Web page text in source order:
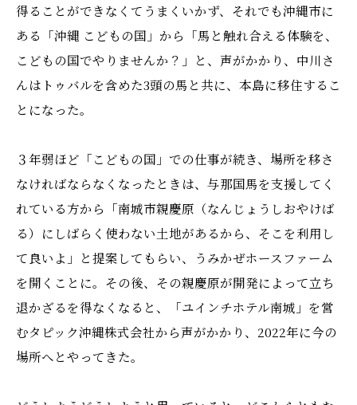
得ることができなくてうまくいかず、それでも沖縄市に
ある「沖縄 こどもの国」から「馬と触れ合える体験を、
こどもの国でやりませんか？」と、声がかかり、中川さ
んはトゥバルを含めた3頭の馬と共に、本島に移住するこ
とになった。
３年弱ほど「こどもの国」での仕事が続き、場所を移さ
なければならなくなったときは、与那国馬を支援してく
れている方から「南城市親慶原（なんじょうしおやけば
る）にしばらく使わない土地があるから、そこを利用し
て良いよ」と提案してもらい、うみかぜホースファーム
を開くことに。その後、その親慶原が開発によって立ち
退かざるを得なくなると、「ユインチホテル南城」を営
むタピック沖縄株式会社から声がかかり、2022年に今の
場所へとやってきた。